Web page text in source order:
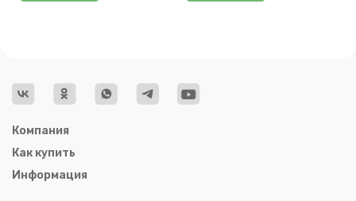
Компания
Как купить
Информация